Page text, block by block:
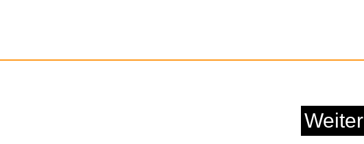
Weiter